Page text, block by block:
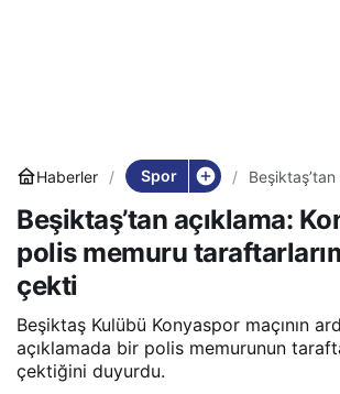
Haberler Spor
Beşiktaş’tan
Beşiktaş’tan açıklama:
polis memuru
çekti
Beşiktaş Kulübü Konyaspor maçının
açıklamada bir polis memurunun
çektiğini duyurdu.